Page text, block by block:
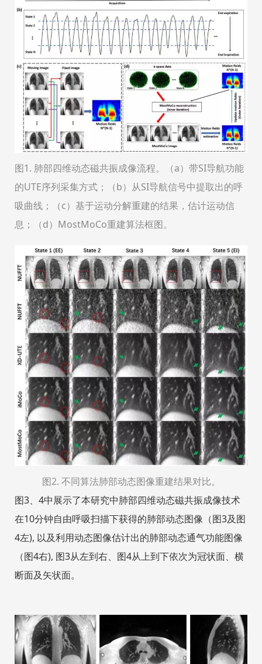
图1. 肺部四维动态磁共振成像流程。（a）带SI导航功能
的UTE序列采集方式；（b）从SI导航信号中提取出的呼
吸曲线；（c）基于运动分解重建的结果，估计运动信
息；（d）MostMoCo重建算法框图。
图2. 不同算法肺部动态图像重建结果对比。
图3、4中展示了本研究中肺部四维动态磁共振成像技术
在10分钟自由呼吸扫描下获得的肺部动态图像（图3及图
4左), 以及利用动态图像估计出的肺部动态通气功能图像
（图4右), 图3从左到右、图4从上到下依次为冠状面、横
断面及矢状面。